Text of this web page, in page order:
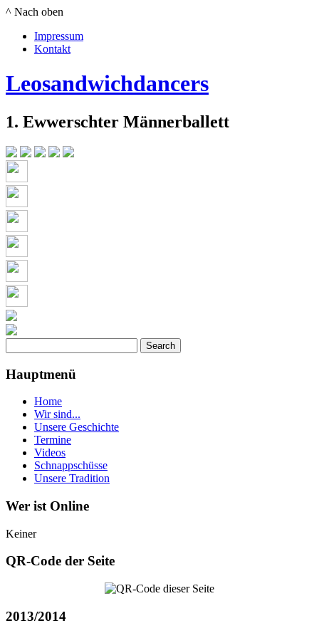
^ Nach oben
Impressum
Kontakt
Leosandwichdancers
1. Ewwerschter Männerballett
Hauptmenü
Home
Wir sind...
Unsere Geschichte
Termine
Videos
Schnappschüsse
Unsere Tradition
Wer ist Online
Keiner
QR-Code der Seite
2013/2014